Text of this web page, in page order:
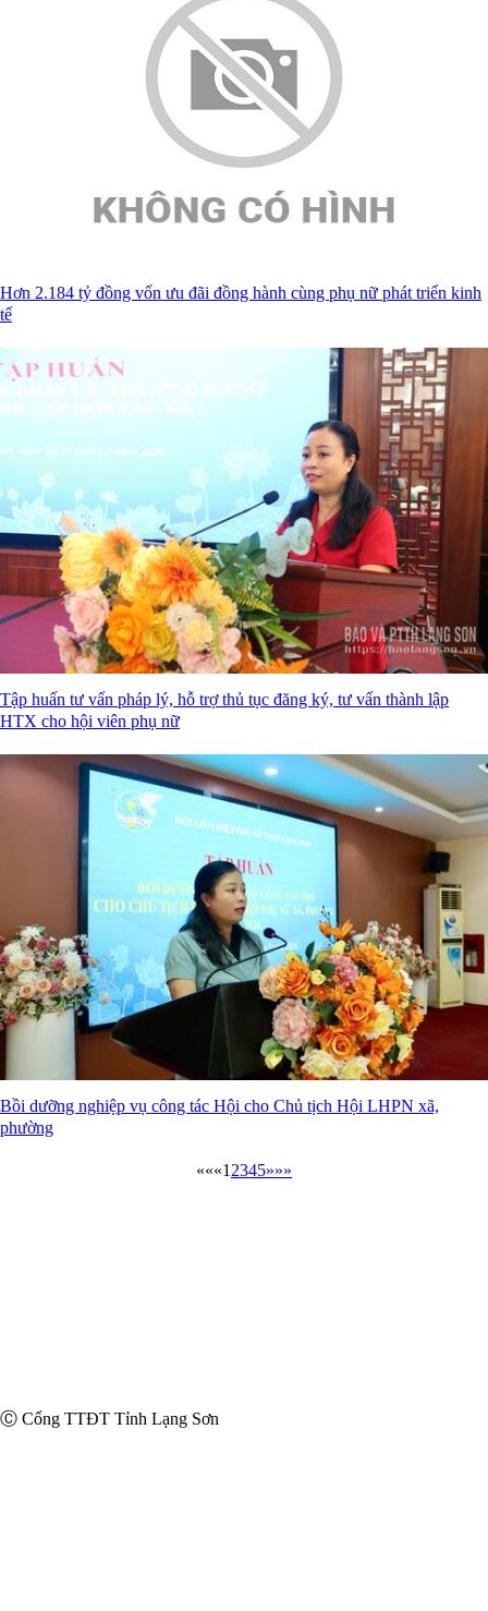
Hơn 2.184 tỷ đồng vốn ưu đãi đồng hành cùng phụ nữ phát triển kinh
tế
Tập huấn tư vấn pháp lý, hỗ trợ thủ tục đăng ký, tư vấn thành lập
HTX cho hội viên phụ nữ
Bồi dưỡng nghiệp vụ công tác Hội cho Chủ tịch Hội LHPN xã,
phường
«««12345»»»
Ⓒ Cổng TTĐT Tỉnh Lạng Sơn